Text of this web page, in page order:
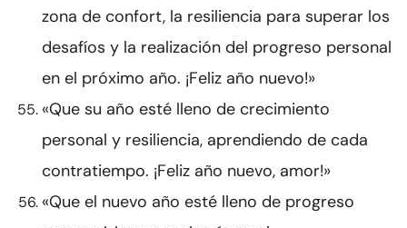
zona de confort, la resiliencia para superar los
desafíos y la realización del progreso personal
en el próximo año. ¡Feliz año nuevo!»
«Que su año esté lleno de crecimiento
personal y resiliencia, aprendiendo de cada
contratiempo. ¡Feliz año nuevo, amor!»
«Que el nuevo año esté lleno de progreso